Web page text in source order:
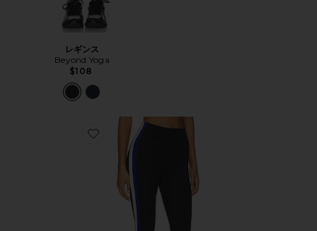
レギンス
Beyond Yoga
$108
Favorite MONAH HIGH WAIST RIGOR LEGGING 7/8 7/